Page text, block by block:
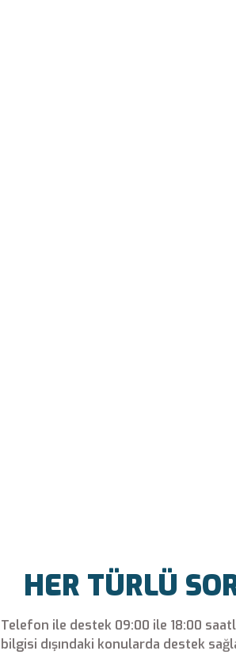
HER TÜRLÜ
Telefon ile destek 09:00 ile 18:00
bilgisi dışındaki konularda destek